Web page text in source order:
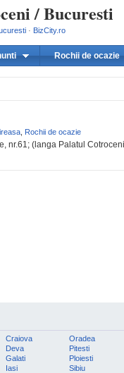
/ Bucuresti
· BizCity.ro
Rochii de ocazie
Rochii de ocazie
nr.61; (langa Palatul
Craiova
Deva
Galati
Iasi
Oradea
Pitesti
Ploiesti
Sibiu